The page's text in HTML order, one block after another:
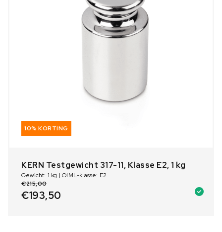
10% KORTING
KERN Testgewicht 317-11, Klasse E2, 1 kg
Gewicht: 1 kg | OIML-klasse: E2
€215,00
€193,50